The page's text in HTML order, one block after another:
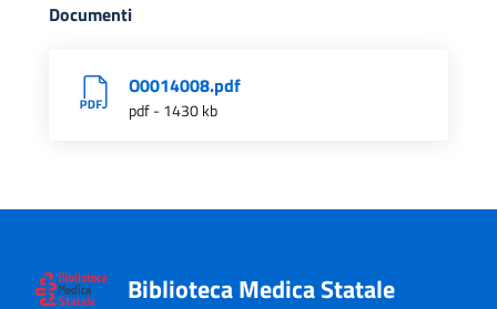
Documenti
O0014008.pdf
pdf - 1430 kb
Biblioteca Medica Statale